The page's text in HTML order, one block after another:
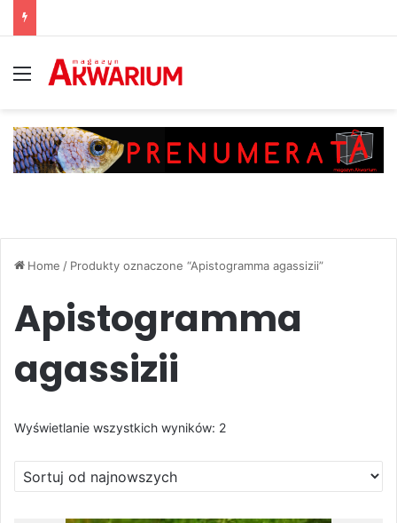
Menu
Home / Produkty oznaczone “Apistogramma agassizii”
Apistogramma
agassizii
Wyświetlanie wszystkich wyników: 2Posortowane
według
najnowszych